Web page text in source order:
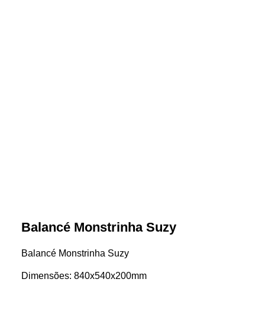
Balancé Monstrinha Suzy
Balancé Monstrinha Suzy
Dimensões: 840x540x200mm